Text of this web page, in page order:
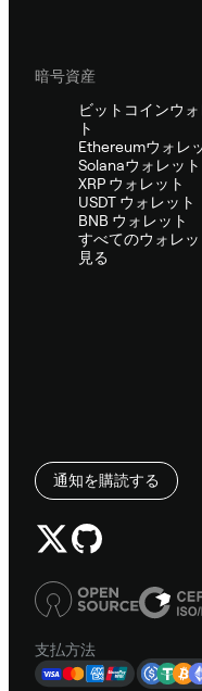
暗号資産
ビットコインウォ
ト
Ethereumウォレ
Solanaウォレット
XRP ウォレット
USDT ウォレット
BNB ウォレット
すべてのウォレ
見る
通知を購読する
支払方法